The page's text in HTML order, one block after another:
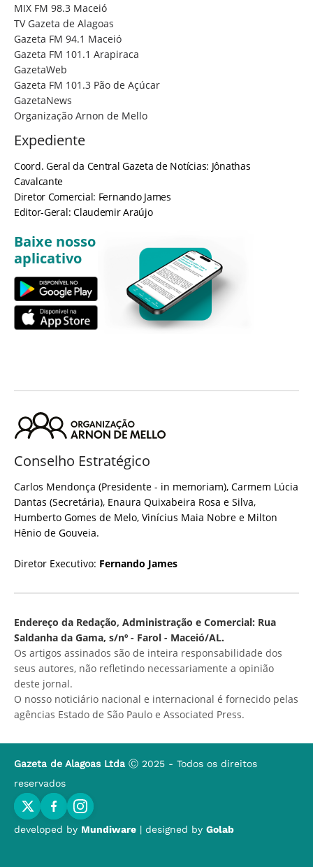
MIX FM 98.3 Maceió
TV Gazeta de Alagoas
Gazeta FM 94.1 Maceió
Gazeta FM 101.1 Arapiraca
GazetaWeb
Gazeta FM 101.3 Pão de Açúcar
GazetaNews
Organização Arnon de Mello
Expediente
Coord. Geral da Central Gazeta de Notícias: Jônathas
Cavalcante
Diretor Comercial: Fernando James
Editor-Geral: Claudemir Araújo
Baixe nosso
aplicativo
Conselho Estratégico
Carlos Mendonça (Presidente - in memoriam), Carmem Lúcia
Dantas (Secretária), Enaura Quixabeira Rosa e Silva,
Humberto Gomes de Melo, Vinícius Maia Nobre e Milton
Hênio de Gouveia.
Diretor Executivo: Fernando James
Endereço da Redação, Administração e Comercial: Rua
Saldanha da Gama, s/nº - Farol - Maceió/AL.
Os artigos assinados são de inteira responsabilidade dos
seus autores, não refletindo necessariamente a opinião
deste jornal.
O nosso noticiário nacional e internacional é fornecido pelas
agências Estado de São Paulo e Associated Press.
Gazeta de Alagoas Ltda Ⓒ 2025 - Todos os direitos
reservados
developed by Mundiware | designed by Golab